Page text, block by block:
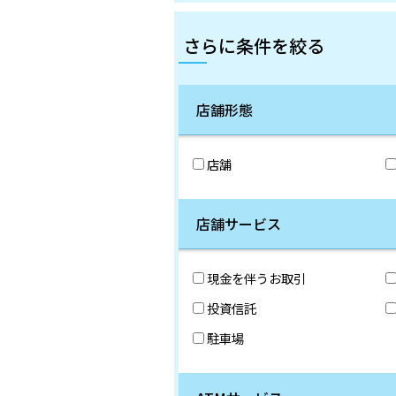
さらに条件を絞る
店舗形態
店舗
店舗サービス
現金を伴うお取引
投資信託
駐車場